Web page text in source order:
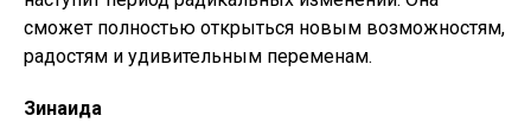
сможет полностью открыться новым возможностям,
радостям и удивительным переменам.
Зинаида